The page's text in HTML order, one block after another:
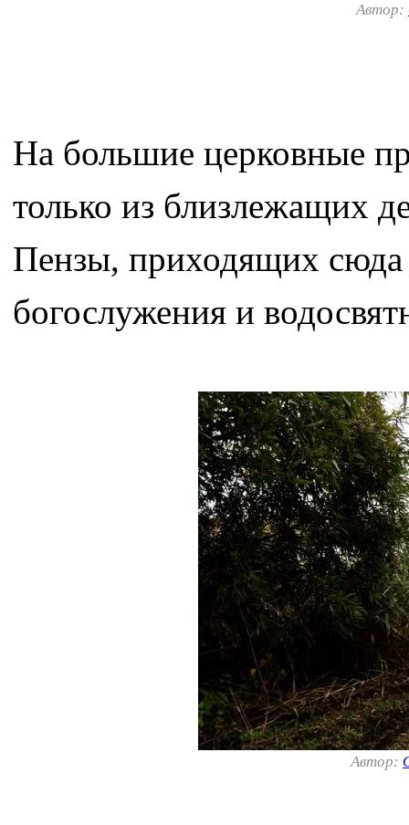
Автор:
На большие церковные
только из близлежащих
Пензы, приходящих сюда
богослужения и
Автор: